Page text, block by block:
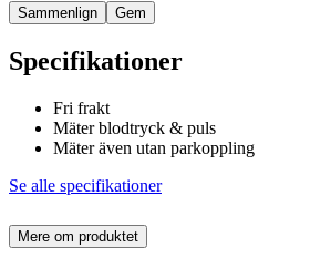
Sammenlign Gem
Specifikationer
Fri frakt
Mäter blodtryck & puls
Mäter även utan parkoppling
Se alle specifikationer
Mere om produktet